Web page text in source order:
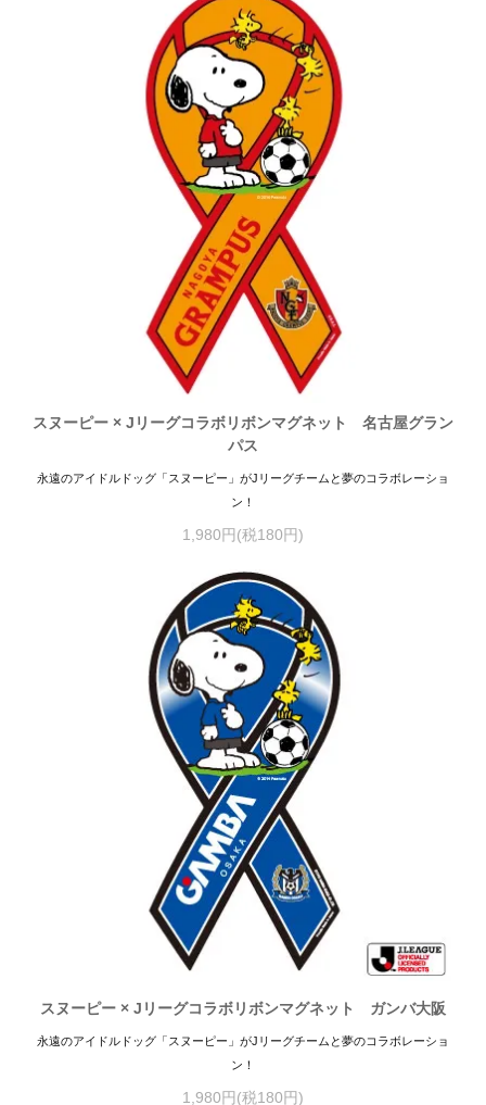
スヌーピー × Jリーグコラボリボンマグネット 名古屋グラン
パス
永遠のアイドルドッグ「スヌーピー」がJリーグチームと夢のコラボレーショ
ン！
1,980円(税180円)
スヌーピー × Jリーグコラボリボンマグネット ガンバ大阪
永遠のアイドルドッグ「スヌーピー」がJリーグチームと夢のコラボレーショ
ン！
1,980円(税180円)